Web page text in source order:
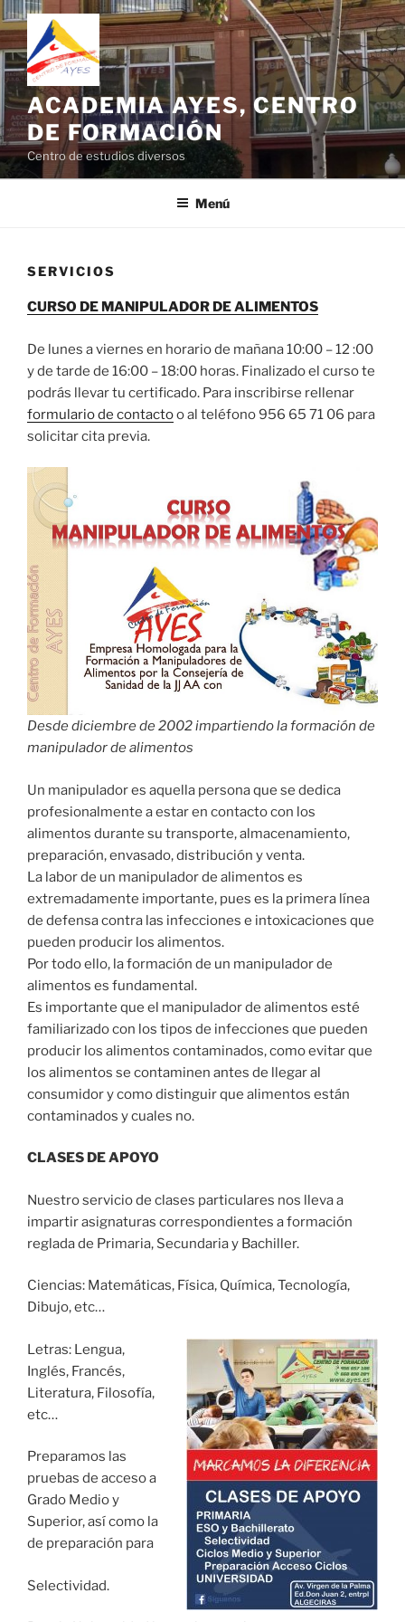
Saltar
al
contenido
ACADEMIA AYES, CENTRO
DE FORMACIÓN
Centro de estudios diversos
Menú
SERVICIOS
CURSO DE MANIPULADOR DE ALIMENTOS
De lunes a viernes en horario de mañana 10:00 – 12 :00
y de tarde de 16:00 – 18:00 horas. Finalizado el curso te
podrás llevar tu certificado. Para inscribirse rellenar
formulario de contactoo al teléfono 956 65 71 06 para
solicitar cita previa.
Desde diciembre de 2002 impartiendo la formación de
manipulador de alimentos
Un manipulador es aquella persona que se dedica
profesionalmente a estar en contacto con los
alimentos durante su transporte, almacenamiento,
preparación, envasado, distribución y venta.
La labor de un manipulador de alimentos es
extremadamente importante, pues es la primera línea
de defensa contra las infecciones e intoxicaciones que
pueden producir los alimentos.
Por todo ello, la formación de un manipulador de
alimentos es fundamental.
Es importante que el manipulador de alimentos esté
familiarizado con los tipos de infecciones que pueden
producir los alimentos contaminados, como evitar que
los alimentos se contaminen antes de llegar al
consumidor y como distinguir que alimentos están
contaminados y cuales no.
CLASES DE APOYO
Nuestro servicio de clases particulares nos lleva a
impartir asignaturas correspondientes a formación
reglada de Primaria, Secundaria y Bachiller.
Ciencias: Matemáticas, Física, Química, Tecnología,
Dibujo, etc…
Letras: Lengua,
Inglés, Francés,
Literatura, Filosofía,
etc…
Preparamos las
pruebas de acceso a
Grado Medio y
Superior, así como la
de preparación para
Selectividad.